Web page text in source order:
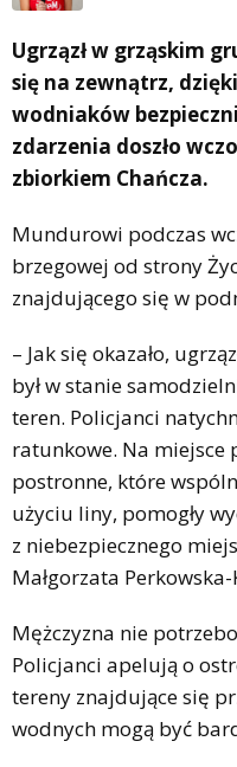
Ugrzązł w grząskim
się na zewnątrz,
wodniaków
zdarzenia doszło
zbiorkiem Chańcza.
Mundurowi podczas
brzegowej od strony
znajdującego się w
– Jak się okazało,
był w stanie
teren. Policjanci
ratunkowe. Na miejsce
postronne, które
użyciu liny, pomogły
z niebezpiecznego
Małgorzata
Mężczyzna nie
Policjanci apelują o
tereny znajdujące się
wodnych mogą być